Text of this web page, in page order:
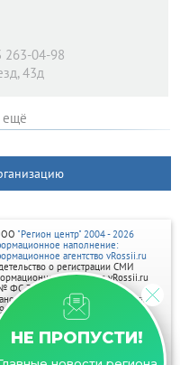
263-04-98
43д
ещё
НЕ ПРОПУСТИ!
"Регион центр" 2004 - 2026
наполнение:
агентство vRossii.ru
о регистрации СМИ
агентства vRossii.ru
ФС 77‑35502
РОСКОМНАДЗОРом 04 марта
Главного редактора Нарыков А. Н.
на портале размещаются на
рекламы.
на портале: